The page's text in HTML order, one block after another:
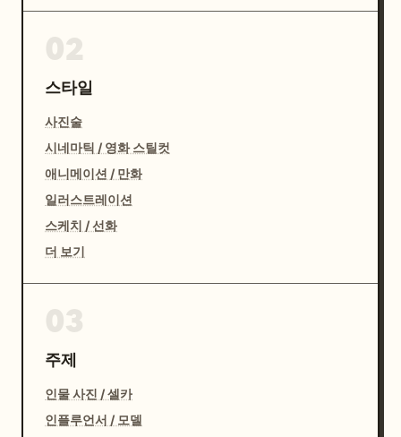
스타일
사진술
시네마틱 / 영화 스틸컷
애니메이션 / 만화
일러스트레이션
스케치 / 선화
더 보기
주제
인물 사진 / 셀카
인플루언서 / 모델